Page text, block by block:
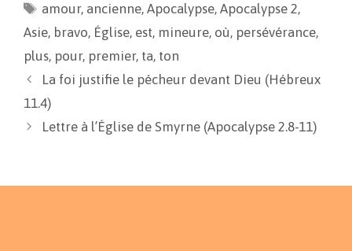
o
k
i
n
g
e
amour, ancienne,Apocalypse,Apocalypse 2,
Asie, bravo, Église, est, mineure, où, persévérance,
plus, pour, premier, ta, ton
La foi justifie le pécheur devant Dieu (Hébreux
11.4)
Lettre à l’Église de Smyrne (Apocalypse 2.8-11)